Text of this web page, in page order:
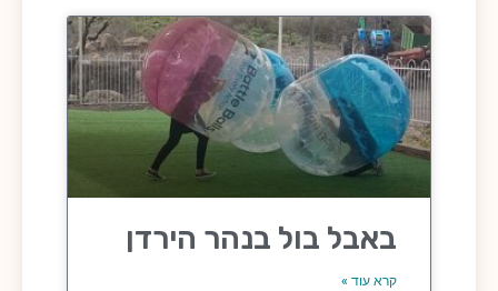
באבל בול בנהר הירדן
קרא עוד »